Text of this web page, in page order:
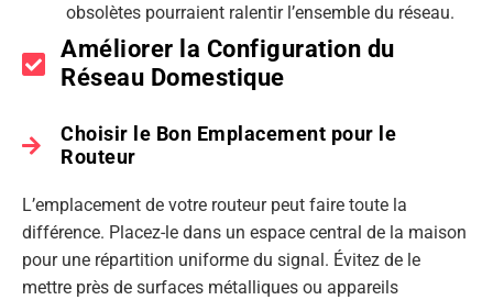
obsolètes pourraient ralentir l’ensemble du réseau.
Améliorer la Configuration du
Réseau Domestique
Choisir le Bon Emplacement pour le
Routeur
L’emplacement de votre routeur peut faire toute la
différence. Placez-le dans un espace central de la maison
pour une répartition uniforme du signal. Évitez de le
mettre près de surfaces métalliques ou appareils